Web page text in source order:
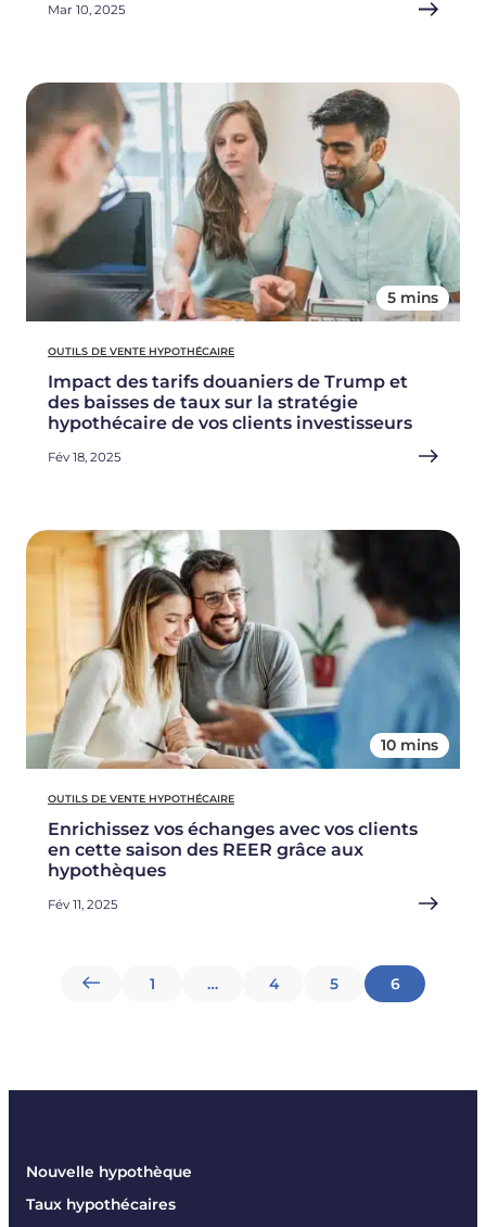
Mar 10, 2025
5 mins
OUTILS DE VENTE HYPOTHÉCAIRE
Impact des tarifs douaniers de Trump et
des baisses de taux sur la stratégie
hypothécaire de vos clients investisseurs
Fév 18, 2025
10 mins
OUTILS DE VENTE HYPOTHÉCAIRE
Enrichissez vos échanges avec vos clients
en cette saison des REER grâce aux
hypothèques
Fév 11, 2025
Pagination
1 … 4 5 6
Nouvelle hypothèque
Taux hypothécaires